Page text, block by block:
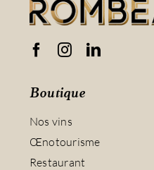
Boutique
Nos vins
Œnotourisme
Restaurant